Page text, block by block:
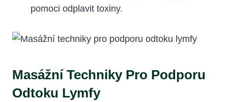
pomoci odplavit toxiny.
Masážní Techniky Pro Podporu
Odtoku Lymfy